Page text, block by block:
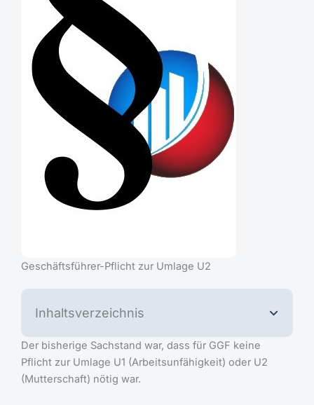
Geschäftsführer-Pflicht zur Umlage U2
Inhaltsverzeichnis
Der bisherige Sachstand war, dass für GGF keine
Pflicht zur Umlage U1 (Arbeitsunfähigkeit) oder U2
(Mutterschaft) nötig war.